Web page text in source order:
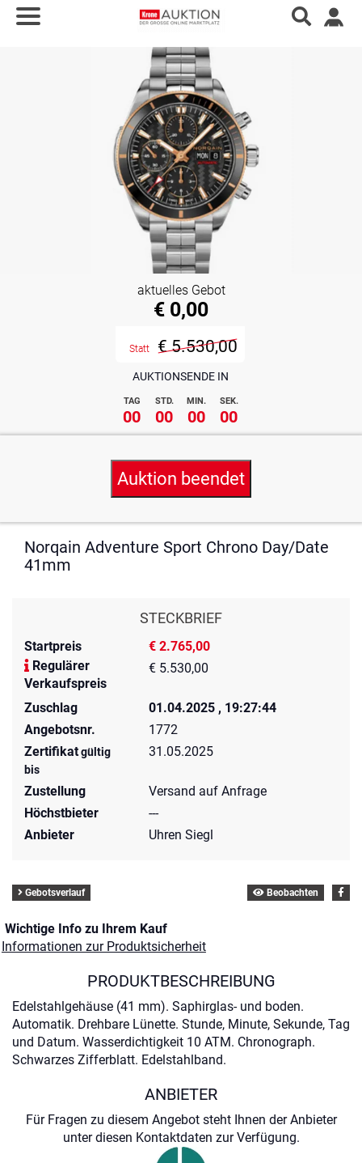
AUKTIONSENDE IN
TAG STD. MIN. SEK.
00 00 00 00
aktuelles Gebot
€ 0,00
Statt € 5.530,00
Auktion beendet
Norqain Adventure Sport Chrono Day/Date
41mm
STECKBRIEF
Startpreis
€ 2.765,00
Regulärer
Verkaufspreis
€ 5.530,00
Zuschlag
01.04.2025 , 19:27:44
Angebotsnr.
1772
Zertifikatgültig
bis
31.05.2025
Zustellung
Versand auf Anfrage
Höchstbieter
---
Anbieter
Uhren Siegl
Gebotsverlauf Beobachten
Wichtige Info zu Ihrem Kauf
Informationen zur Produktsicherheit
PRODUKTBESCHREIBUNG
Edelstahlgehäuse (41 mm). Saphirglas- und boden.
Automatik. Drehbare Lünette. Stunde, Minute, Sekunde, Tag
und Datum. Wasserdichtigkeit 10 ATM. Chronograph.
Schwarzes Zifferblatt. Edelstahlband.
ANBIETER
Für Fragen zu diesem Angebot steht Ihnen der Anbieter
unter diesen Kontaktdaten zur Verfügung.